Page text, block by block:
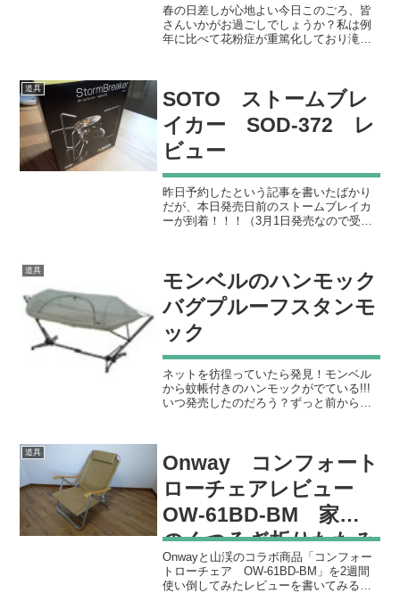
春の日差しが心地よい今日このごろ、皆
さんいかがお過ごしでしょうか？私は例
年に比べて花粉症が重篤化しており滝の
メンテンスと分解して各部...
道具
SOTO ストームブレ
イカー SOD-372 レ
ビュー
昨日予約したという記事を書いたばかり
だが、本日発売日前のストームブレイカ
ーが到着！！！（3月1日発売なので受取
魅力はメーカーのホームペ...
道具
モンベルのハンモック
バグプルーフスタンモ
ック
ネットを彷徨っていたら発見！モンベル
から蚊帳付きのハンモックがでている!!!
いつ発売したのだろう？ずっと前からあ
の形は蚊帳付のハンモ...
道具
Onway コンフォート
ローチェアレビュー
OW-61BD-BM 家用
のくつろぎ折りたたみ
家具
Onwayと山渓のコラボ商品「コンフォー
トローチェア OW-61BD-BM」を2週間
使い倒してみたレビューを書いてみる。